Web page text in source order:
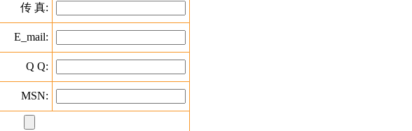
传 真:
E_mail:
Q Q:
MSN: